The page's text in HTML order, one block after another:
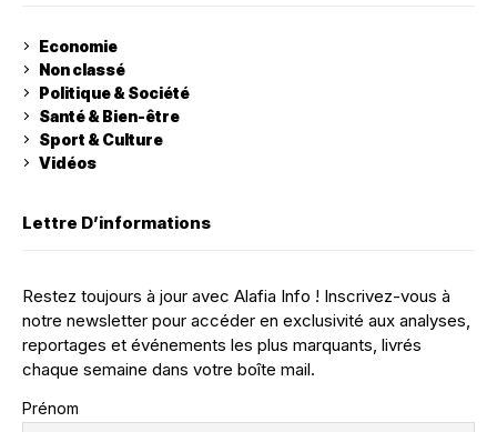
Economie
Non classé
Politique & Société
Santé & Bien-être
Sport & Culture
Vidéos
Lettre D’informations
Restez toujours à jour avec Alafia Info ! Inscrivez-vous à
notre newsletter pour accéder en exclusivité aux analyses,
reportages et événements les plus marquants, livrés
chaque semaine dans votre boîte mail.
Prénom